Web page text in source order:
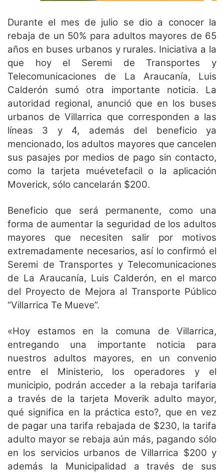
Durante el mes de julio se dio a conocer la
rebaja de un 50% para adultos mayores de 65
años en buses urbanos y rurales. Iniciativa a la
que hoy el Seremi de Transportes y
Telecomunicaciones de La Araucanía, Luis
Calderón sumó otra importante noticia. La
autoridad regional, anunció que en los buses
urbanos de Villarrica que corresponden a las
líneas 3 y 4, además del beneficio ya
mencionado, los adultos mayores que cancelen
sus pasajes por medios de pago sin contacto,
como la tarjeta muévetefacil o la aplicación
Moverick, sólo cancelarán $200.
Beneficio que será permanente, como una
forma de aumentar la seguridad de los adultos
mayores que necesiten salir por motivos
extremadamente necesarios, así lo confirmó el
Seremi de Transportes y Telecomunicaciones
de La Araucanía, Luis Calderón, en el marco
del Proyecto de Mejora al Transporte Público
“Villarrica Te Mueve”.
«Hoy estamos en la comuna de Villarrica,
entregando una importante noticia para
nuestros adultos mayores, en un convenio
entre el Ministerio, los operadores y el
municipio, podrán acceder a la rebaja tarifaria
a través de la tarjeta Moverik adulto mayor,
qué significa en la práctica esto?, que en vez
de pagar una tarifa rebajada de $230, la tarifa
adulto mayor se rebaja aún más, pagando sólo
en los servicios urbanos de Villarrica $200 y
además la Municipalidad a través de sus